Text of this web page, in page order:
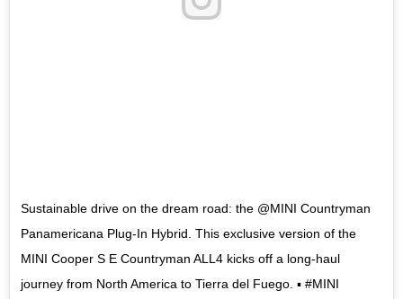
Sustainable drive on the dream road: the @MINI Countryman
Panamericana Plug-In Hybrid. This exclusive version of the
MINI Cooper S E Countryman ALL4 kicks off a long-haul
journey from North America to Tierra del Fuego. ▪️ #MINI